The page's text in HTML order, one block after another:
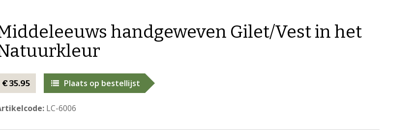
handgeweven Gilet/Vest in het
€ 35.95 Plaats op bestellijst
LC-6006